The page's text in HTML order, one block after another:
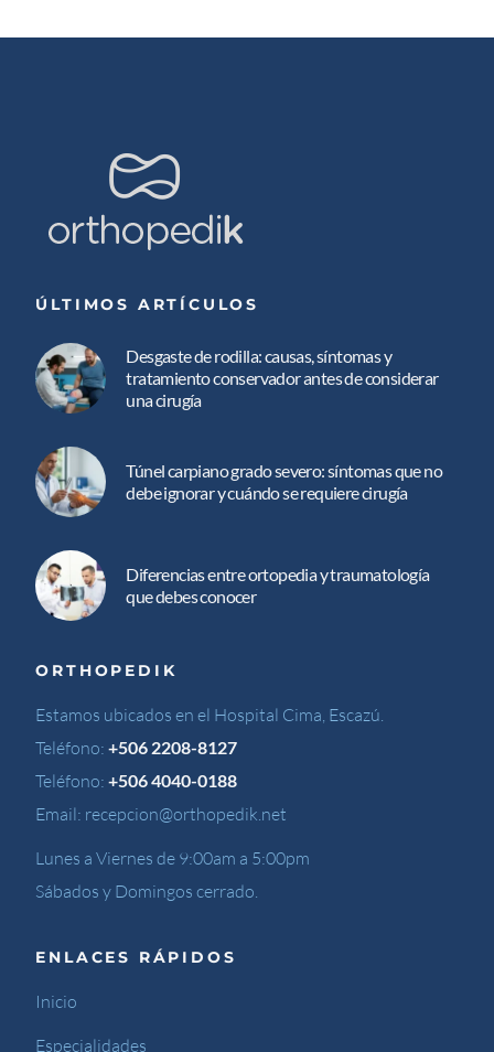
ÚLTIMOS ARTÍCULOS
Desgaste de rodilla: causas, síntomas y
tratamiento conservador antes de considerar
una cirugía
Túnel carpiano grado severo: síntomas que no
debe ignorar y cuándo se requiere cirugía
Diferencias entre ortopedia y traumatología
que debes conocer
ORTHOPEDIK
Estamos ubicados en el Hospital Cima, Escazú.
Teléfono:+506 2208-8127
Teléfono:+506 4040-0188
Email: recepcion@orthopedik.net
Lunes a Viernes de 9:00am a 5:00pm
Sábados y Domingos cerrado.
ENLACES RÁPIDOS
Inicio
Especialidades